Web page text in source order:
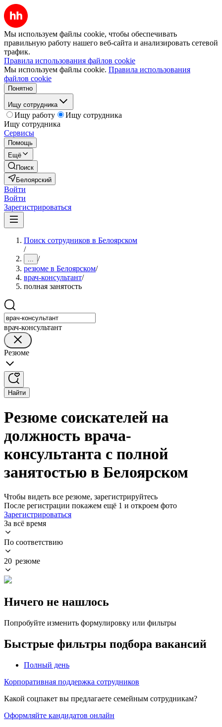
Мы используем файлы cookie, чтобы обеспечивать
правильную работу нашего веб-сайта и анализировать сетевой
трафик.
Правила использования файлов cookie
Мы используем файлы cookie. Правила использования
файлов cookie
Понятно
Ищу сотрудника
Ищу работу
Ищу сотрудника
Ищу сотрудника
Сервисы
Помощь
Ещё
Поиск
Белоярский
Войти
Войти
Зарегистрироваться
Поиск сотрудников в Белоярском
/
... /
резюме в Белоярском/
врач-консультант/
полная занятость
врач-консультант
Резюме
Найти
Резюме соискателей на
должность врача-
консультанта с полной
занятостью в Белоярском
Чтобы видеть все резюме, зарегистрируйтесь
После регистрации покажем ещё 1 и откроем фото
Зарегистрироваться
За всё время
По соответствию
20 резюме
Ничего не нашлось
Попробуйте изменить формулировку или фильтры
Быстрые фильтры подбора вакансий
Полный день
Корпоративная поддержка сотрудников
Какой соцпакет вы предлагаете семейным сотрудникам?
Оформляйте кандидатов онлайн